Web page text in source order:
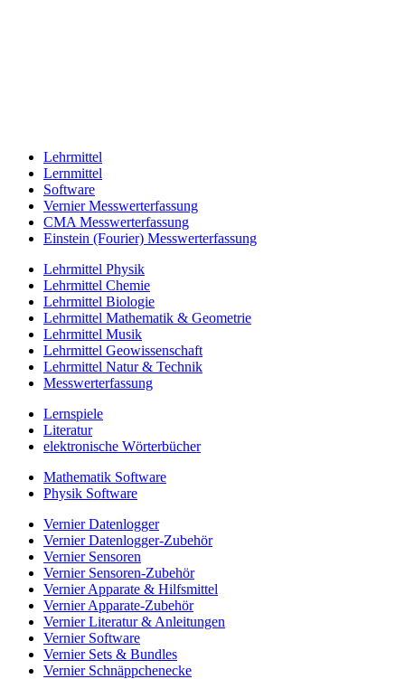
Lehrmittel
Lernmittel
Software
Vernier Messwerterfassung
CMA Messwerterfassung
Einstein (Fourier) Messwerterfassung
Lehrmittel Physik
Lehrmittel Chemie
Lehrmittel Biologie
Lehrmittel Mathematik & Geometrie
Lehrmittel Musik
Lehrmittel Geowissenschaft
Lehrmittel Natur & Technik
Messwerterfassung
Lernspiele
Literatur
elektronische Wörterbücher
Mathematik Software
Physik Software
Vernier Datenlogger
Vernier Datenlogger-Zubehör
Vernier Sensoren
Vernier Sensoren-Zubehör
Vernier Apparate & Hilfsmittel
Vernier Apparate-Zubehör
Vernier Literatur & Anleitungen
Vernier Software
Vernier Sets & Bundles
Vernier Schnäppchenecke